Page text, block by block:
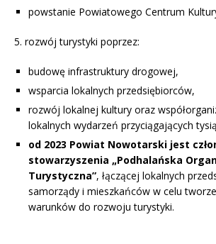
powstanie Powiatowego Centrum
5. rozwój turystyki poprzez:
budowę infrastruktury drogowej,
wsparcia lokalnych przedsiębiorców,
rozwój lokalnej kultury oraz
lokalnych wydarzeń przyciągających
od 2023 Powiat Nowotarski jest
stowarzyszenia „Podhalańska
Turystyczna”, łączącej lokalnych
samorządy i mieszkańców w celu
warunków do rozwoju turystyki.